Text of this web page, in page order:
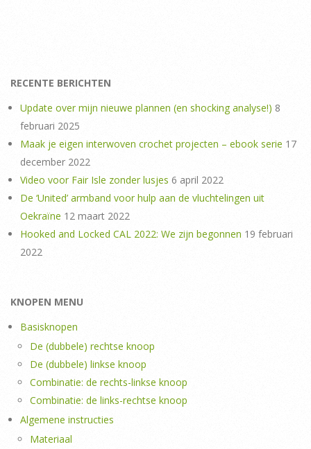
RECENTE BERICHTEN
Update over mijn nieuwe plannen (en shocking analyse!) 8
februari 2025
Maak je eigen interwoven crochet projecten – ebook serie 17
december 2022
Video voor Fair Isle zonder lusjes 6 april 2022
De ‘United’ armband voor hulp aan de vluchtelingen uit
Oekraïne 12 maart 2022
Hooked and Locked CAL 2022: We zijn begonnen 19 februari
2022
KNOPEN MENU
Basisknopen
De (dubbele) rechtse knoop
De (dubbele) linkse knoop
Combinatie: de rechts-linkse knoop
Combinatie: de links-rechtse knoop
Algemene instructies
Materiaal